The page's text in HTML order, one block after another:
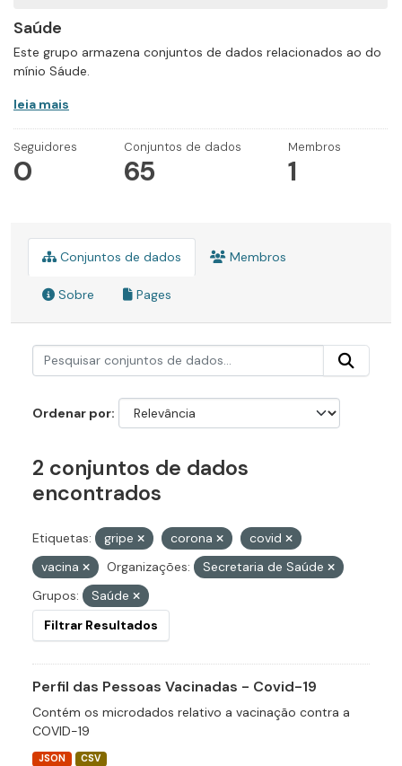
Saúde
Este grupo armazena conjuntos de dados relacionados ao do
mínio Sáude.
leia mais
Seguidores
0
Conjuntos de dados
65
Membros
1
Conjuntos de dados Membros
Sobre Pages
Ordenar por
2 conjuntos de dados
encontrados
Etiquetas: gripe corona
covid
vacina
Organizações:
Secretaria de Saúde
Grupos:
Saúde
Filtrar Resultados
Perfil das Pessoas Vacinadas - Covid-19
Contém os microdados relativo a vacinação contra a
COVID-19
JSON CSV